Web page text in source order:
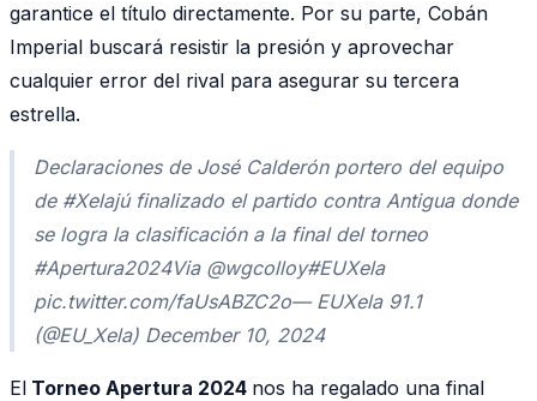
garantice el título directamente. Por su parte, Cobán
Imperial buscará resistir la presión y aprovechar
cualquier error del rival para asegurar su tercera
estrella.
Declaraciones de José Calderón portero del equipo
de #Xelajú finalizado el partido contra Antigua donde
se logra la clasificación a la final del torneo
#Apertura2024Via @wgcolloy#EUXela
pic.twitter.com/faUsABZC2o— EUXela 91.1
(@EU_Xela) December 10, 2024
El Torneo Apertura 2024 nos ha regalado una final